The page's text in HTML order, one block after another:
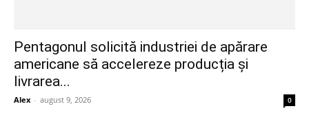
Pentagonul solicită industriei de apărare
americane să accelereze producția și
livrarea...
Alex - august 9, 2026 0